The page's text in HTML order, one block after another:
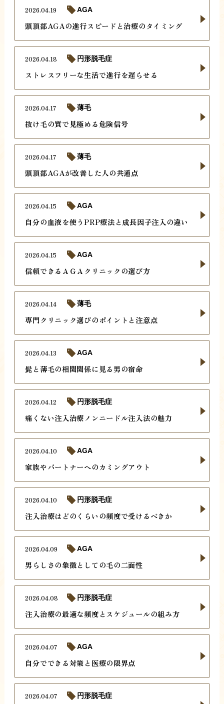
頭頂部AGAの進行スピードと治療のタイミング
2026.04.19 AGA
ストレスフリーな生活で進行を遅らせる
2026.04.18 円形脱毛症
抜け毛の質で見極める危険信号
2026.04.17 薄毛
頭頂部AGAが改善した人の共通点
2026.04.17 薄毛
自分の血液を使うPRP療法と成長因子注入の違い
2026.04.15 AGA
信頼できるＡＧＡクリニックの選び方
2026.04.15 AGA
専門クリニック選びのポイントと注意点
2026.04.14 薄毛
髭と薄毛の相関関係に見る男の宿命
2026.04.13 AGA
痛くない注入治療ノンニードル注入法の魅力
2026.04.12 円形脱毛症
家族やパートナーへのカミングアウト
2026.04.10 AGA
注入治療はどのくらいの頻度で受けるべきか
2026.04.10 円形脱毛症
男らしさの象徴としての毛の二面性
2026.04.09 AGA
注入治療の最適な頻度とスケジュールの組み方
2026.04.08 円形脱毛症
自分でできる対策と医療の限界点
2026.04.07 AGA
2026.04.07 円形脱毛症